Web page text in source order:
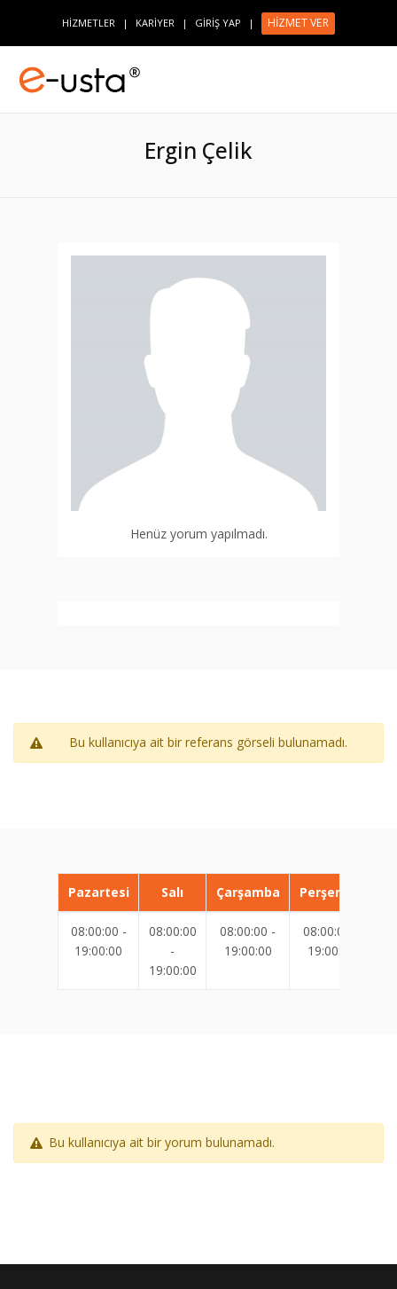
HİZMETLER | KARİYER | GİRİŞ YAP | HİZMET VER
Ergin Çelik
Henüz yorum yapılmadı.
Bu kullanıcıya ait bir referans görseli bulunamadı.
Pazartesi Salı Çarşamba Perşembe
08:00:00 -
19:00:00
08:00:00
-
19:00:00
08:00:00 -
19:00:00
08:00:00 -
19:00:00
Bu kullanıcıya ait bir yorum bulunamadı.